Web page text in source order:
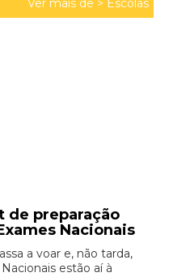
de preparação
Nacionais
a voar e, não tarda,
estão aí à